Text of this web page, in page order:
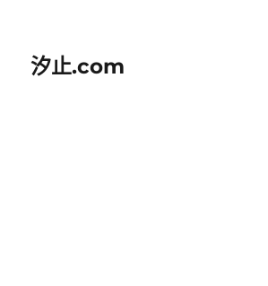
汐止.com